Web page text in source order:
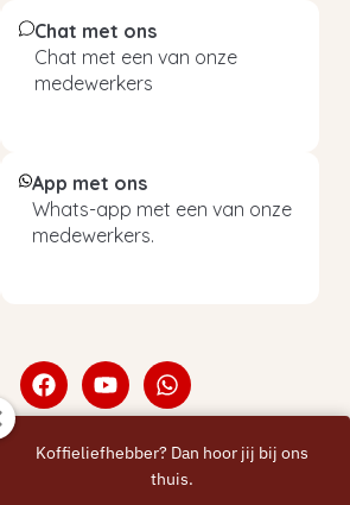
Chat met ons
Chat met een van onze
medewerkers
App met ons
Whats-app met een van onze
medewerkers.
Koffieliefhebber? Dan hoor jij bij ons
thuis.